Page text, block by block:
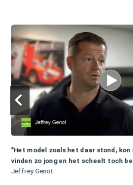
"Het model zoals het daar stond, kon
vinden zo jong en het scheelt toch
Jeffrey Genot